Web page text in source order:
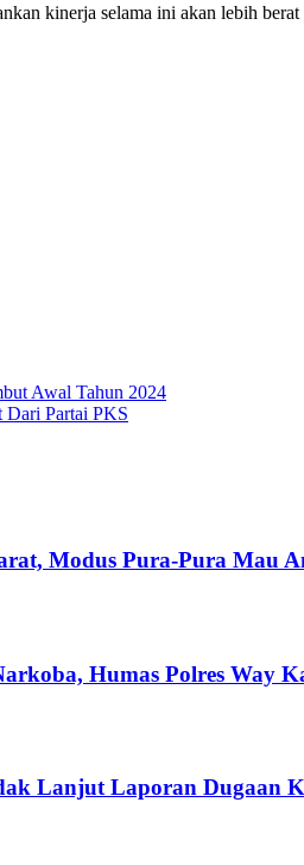
kinerja selama ini akan lebih
Awal Tahun 2024
Dari Partai PKS
Modus Pura-Pura Mau
Humas Polres Way
Lanjut Laporan Dugaan